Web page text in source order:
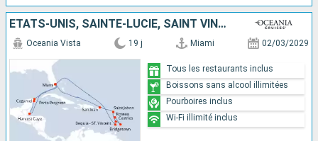
ÉTATS-UNIS, SAINTE-LUCIE, SAINT VINCENT-ET-LES-GRENADINES, BELIZE, ANTIGUA-ET-BARBUDA, PORTO RICO, DOMINIQUE, MEXIQUE, BARBADE
Oceania Vista 19 j Miami 02/03/2029
Tous les restaurants inclus
Boissons sans alcool illimitées
Pourboires inclus
Wi-Fi illimité inclus